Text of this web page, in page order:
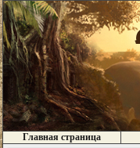
Главная страница